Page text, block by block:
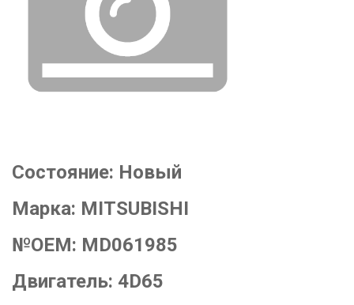
Состояние: Новый
Марка: MITSUBISHI
№OEM: MD061985
Двигатель: 4D65